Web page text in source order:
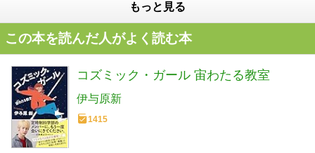
もっと見る
この本を読んだ人がよく読む本
コズミック・ガール 宙わたる教室
伊与原新
1415